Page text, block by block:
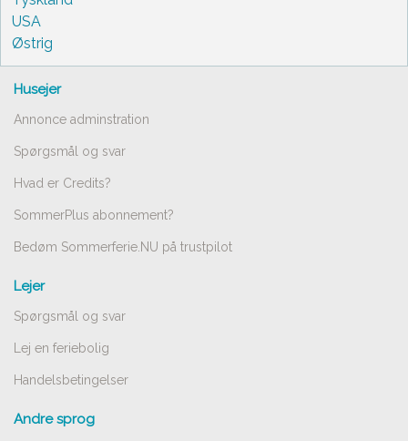
USA
Østrig
Husejer
Annonce adminstration
Spørgsmål og svar
Hvad er Credits?
SommerPlus abonnement?
Bedøm Sommerferie.NU på trustpilot
Lejer
Spørgsmål og svar
Lej en feriebolig
Handelsbetingelser
Andre sprog